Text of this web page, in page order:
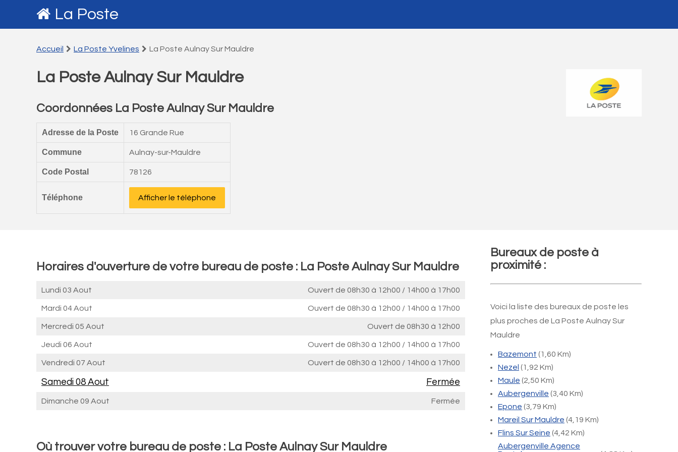
La Poste
Accueil La Poste Yvelines La Poste Aulnay Sur Mauldre
La Poste Aulnay Sur Mauldre
Coordonnées La Poste Aulnay Sur Mauldre
Adresse de la Poste 16 Grande Rue
Commune Aulnay-sur-Mauldre
Code Postal 78126
Téléphone Afficher le téléphone
Horaires d'ouverture de votre bureau de poste : La Poste Aulnay Sur Mauldre
Lundi 03 Aout Ouvert de 08h30 à 12h00 / 14h00 à 17h00
Mardi 04 Aout Ouvert de 08h30 à 12h00 / 14h00 à 17h00
Mercredi 05 Aout Ouvert de 08h30 à 12h00
Jeudi 06 Aout Ouvert de 08h30 à 12h00 / 14h00 à 17h00
Vendredi 07 Aout Ouvert de 08h30 à 12h00 / 14h00 à 17h00
Samedi 08 Aout Fermée
Dimanche 09 Aout Fermée
Où trouver votre bureau de poste : La Poste Aulnay Sur Mauldre
Bureaux de poste à
proximité :
Voici la liste des bureaux de poste les
plus proches de La Poste Aulnay Sur
Mauldre
Bazemont (1,60 Km)
Nezel (1,92 Km)
Maule (2,50 Km)
Aubergenville (3,40 Km)
Epone (3,79 Km)
Mareil Sur Mauldre (4,19 Km)
Flins Sur Seine (4,42 Km)
Aubergenville Agence